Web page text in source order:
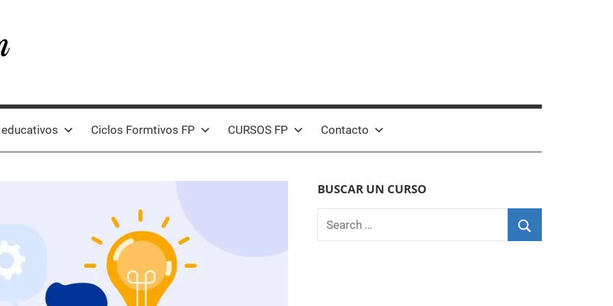
Ciclos Formtivos FP CURSOS FP Contacto
BUSCAR UN CURSO
Search
for: